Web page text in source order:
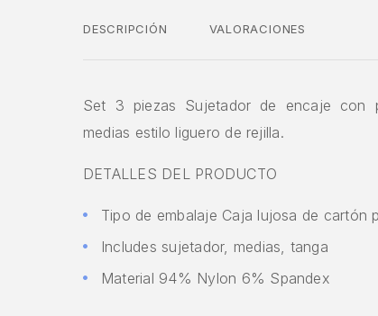
DESCRIPCIÓN VALORACIONES
Set 3 piezas Sujetador de encaje con
medias estilo liguero de rejilla.
DETALLES DEL PRODUCTO
Tipo de embalaje Caja lujosa de cartón
Includes sujetador, medias, tanga
Material 94% Nylon 6% Spandex